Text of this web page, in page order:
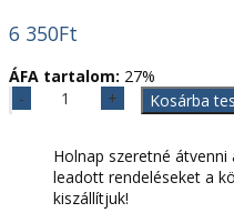
6 350Ft
ÁFA tartalom: 27%
db-
Kosárba
Holnap szeretné
leadott rendeléseket a
kiszállítjuk!